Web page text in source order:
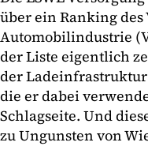
über ein Ranking des
Automobilindustrie
der Liste eigentlich
der
die er dabei
Schlagseite. Und
zu Ungunsten von